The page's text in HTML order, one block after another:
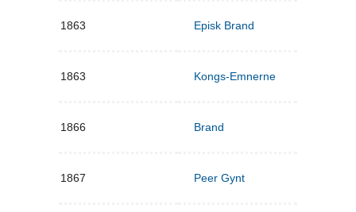
1863 Episk Brand
1863 Kongs-Emnerne
1866 Brand
1867 Peer Gynt